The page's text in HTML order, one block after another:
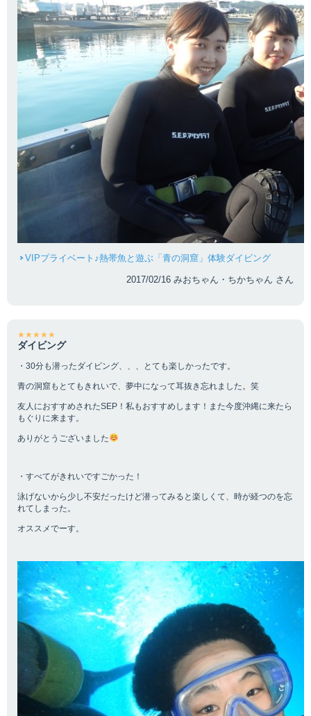
VIPプライベート♪熱帯魚と遊ぶ「青の洞窟」体験ダイビング
2017/02/16 みおちゃん・ちかちゃん さん
★★★★★
ダイビング
・30分も潜ったダイビング、、、とても楽しかったです。
青の洞窟もとてもきれいで、夢中になって耳抜き忘れました。笑
友人におすすめされたSEP！私もおすすめします！また今度沖縄に来たら
もぐりに来ます。
ありがとうございました
・すべてがきれいですごかった！
泳げないから少し不安だったけど潜ってみると楽しくて、時が経つのを忘
れてしまった。
オススメでーす。